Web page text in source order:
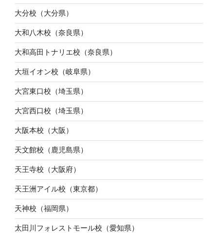
大分校（大分県）
大和八木校（奈良県）
大和高田トナリエ校（奈良県）
大垣イオン校（岐阜県）
大宮東口校（埼玉県）
大宮西口校（埼玉県）
大阪本校（大阪）
天文館校（鹿児島県）
天王寺校（大阪府）
天王洲アイル校（東京都）
天神校（福岡県）
太田川フォレストモール校（愛知県）